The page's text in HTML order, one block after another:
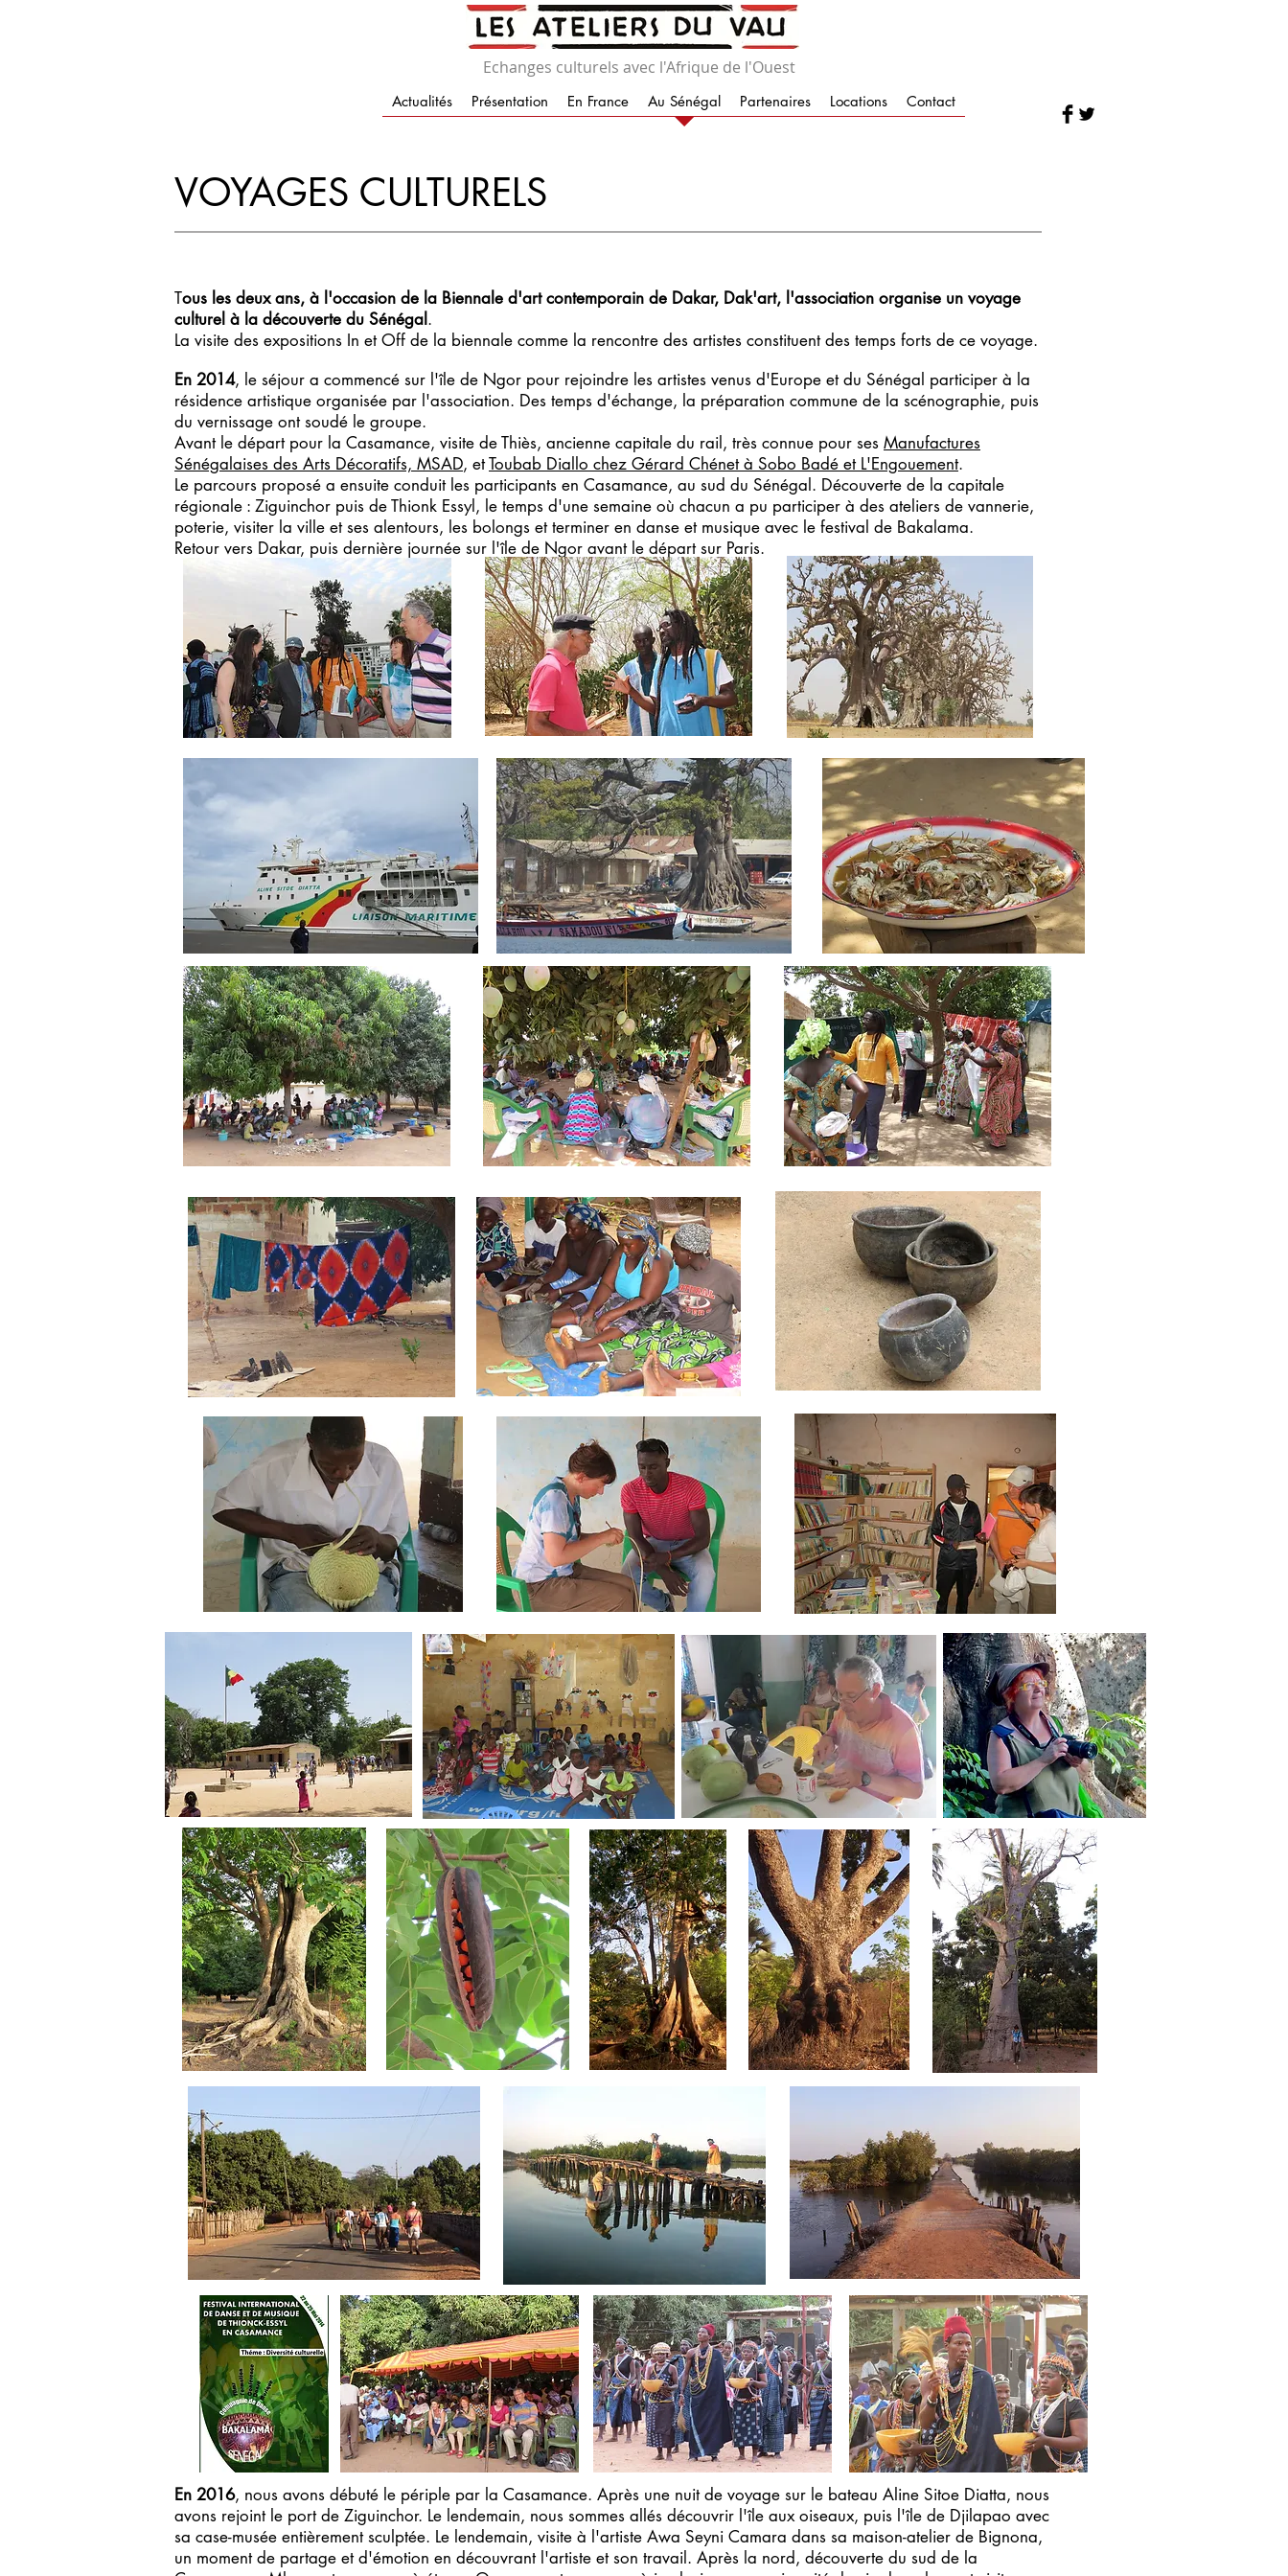
Echanges culturels avec l'Afrique de l'Ouest
Actualités Présentation En France Au Sénégal Partenaires Locations Contact
VOYAGES CULTURELS
Tous les deux ans, à l'occasion de la Biennale d'art contemporain de Dakar, Dak'art, l'association organise un voyage
culturel à la découverte du Sénégal .
La visite des expositions In et Off de la biennale comme la rencontre des artistes constituent des temps forts de ce voyage.
En 2014, le séjour a commencé sur l'île de Ngor pour rejoindre les artistes venus d'Europe et du Sénégal participer à la
résidence artistique organisée par l'association. Des temps d'échange, la préparation commune de la scénographie, puis
du vernissage ont soudé le groupe.
Avant le départ pour la Casamance, visite de Thiès, ancienne capitale du rail, très connue pour ses Manufactures
Sénégalaises des Arts Décoratifs, MSAD, etToubab Diallo chez Gérard Chénet à Sobo Badé et L'Engouement.
Le parcours proposé a ensuite conduit les participants en Casamance, au sud du Sénégal. Découverte de la capitale
régionale : Ziguinchor puis de Thionk Essyl, le temps d'une semaine où chacun a pu participer à des ateliers de vannerie,
poterie, visiter la ville et ses alentours, les bolongs et terminer en danse et musique avec le festival de Bakalama.
Retour vers Dakar, puis dernière journée sur l'île de Ngor avant le départ sur Paris.
En 2016, nous avons débuté le périple par la Casamance. Après une nuit de voyage sur le bateau Aline Sitoe Diatta, nous
avons rejoint le port de Ziguinchor. Le lendemain, nous sommes allés découvrir l'île aux oiseaux, puis l'île de Djilapao avec
sa case-musée entièrement sculptée. Le lendemain, visite à l'artiste Awa Seyni Camara dans sa maison-atelier de Bignona,
un moment de partage et d'émotion en découvrant l'artiste et son travail. Après la nord, découverte du sud de la